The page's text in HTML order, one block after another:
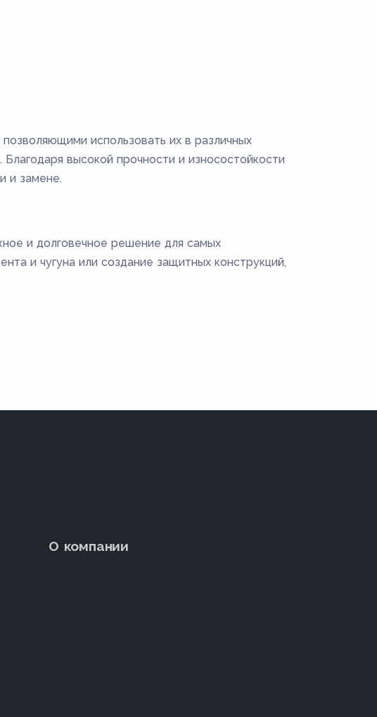
использовать их в различных
высокой прочности и износостойкости
и замене.
и долговечное решение для самых
и чугуна или создание защитных конструкций,
О компании